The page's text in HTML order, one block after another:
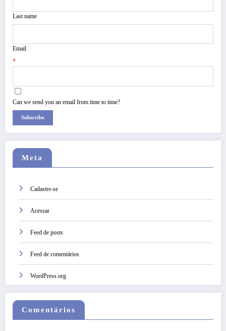
Last name
Email
*
Can we send you an email from time to time?
Subscribe
Meta
Cadastre-se
Acessar
Feed de posts
Feed de comentários
WordPress.org
Comentários